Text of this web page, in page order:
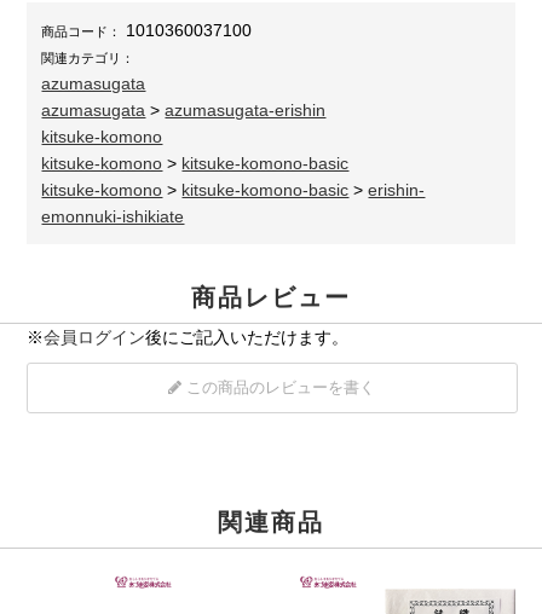
商品コード： 1010360037100
関連カテゴリ：
azumasugata
azumasugata >azumasugata-erishin
kitsuke-komono
kitsuke-komono > kitsuke-komono-basic
kitsuke-komono > kitsuke-komono-basic >erishin-
emonnuki-ishikiate
商品レビュー
※会員ログイン後にご記入いただけます。
この商品のレビューを書く
関連商品